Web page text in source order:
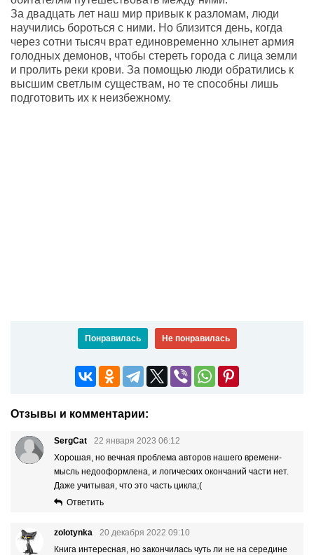
За двадцать лет наш мир привык к разломам, люди
научились бороться с ними. Но близится день, когда
через сотни тысяч врат единовременно хлынет армия
голодных демонов, чтобы стереть города с лица земли
и пролить реки крови. За помощью люди обратились к
высшим светлым существам, но те способны лишь
подготовить их к неизбежному.
Понравилась Не понравилась
Отзывы и комментарии:
SergCat
22 января 2023 06:12
Хорошая, но вечная проблема авторов нашего времени-
мысль недооформлена, и логических окончаний части нет.
Даже учитывая, что это часть цикла;(
Ответить
zolotynka
20 декабря 2022 09:10
Книга интересная, но закончилась чуть ли не на середине